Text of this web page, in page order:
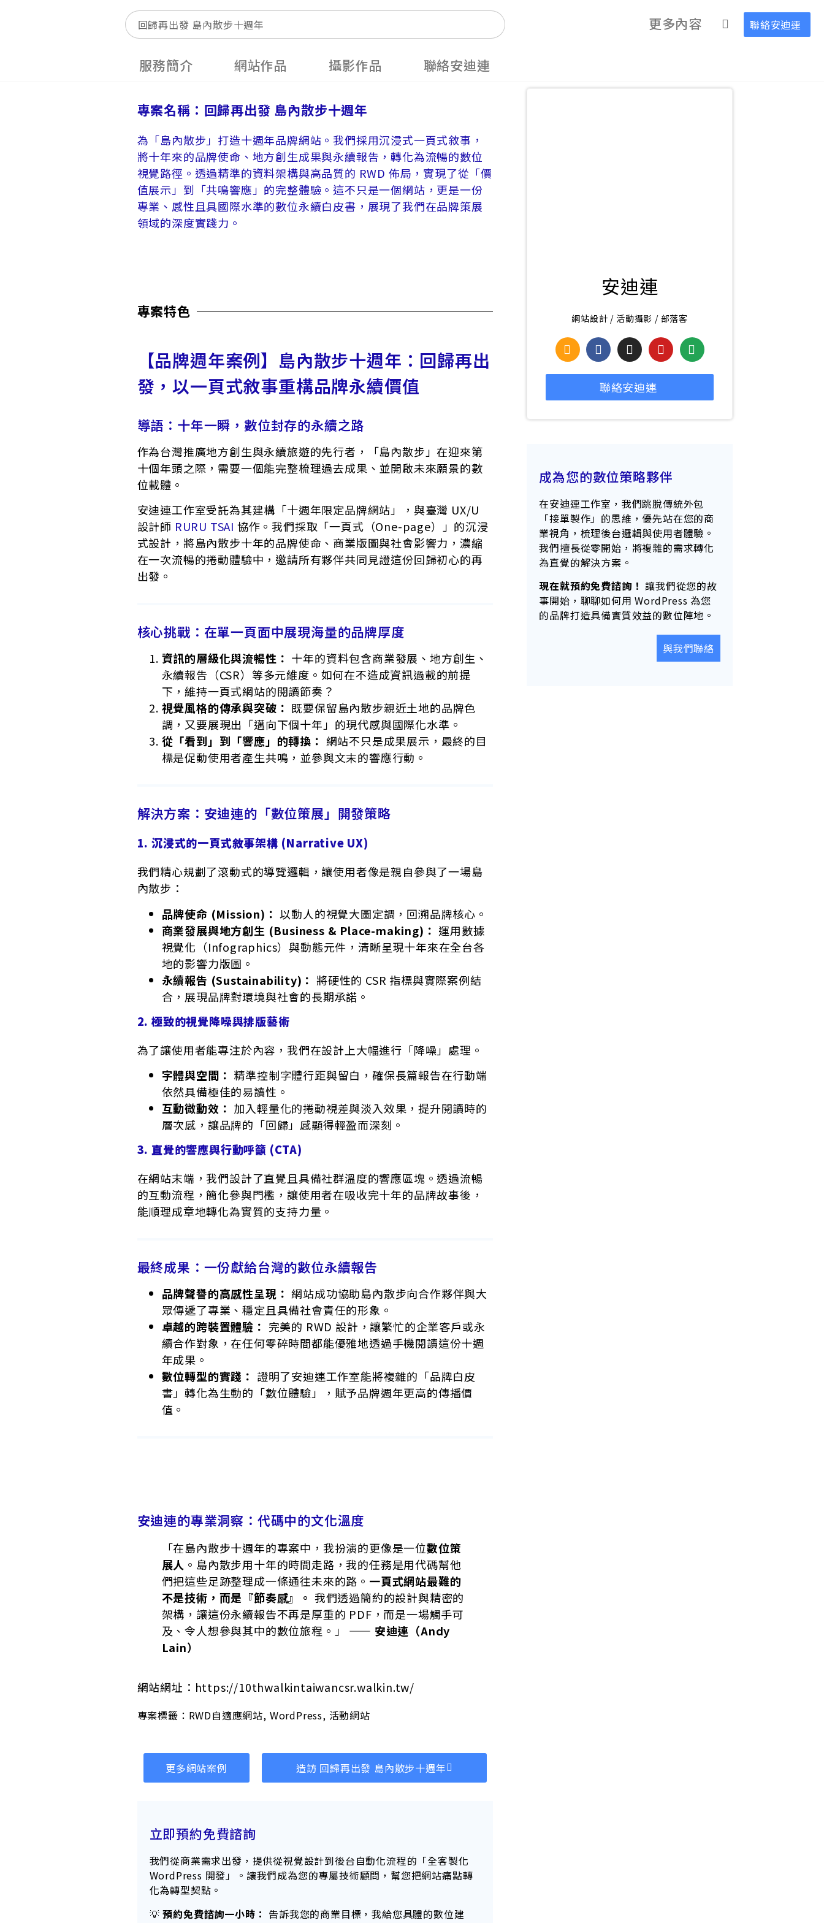
回歸再出發 島內散步十週年 更多內容 聯絡安迪連
服務簡介 網站作品 攝影作品 聯絡安迪連
專案名稱：回歸再出發 島內散步十週年
為「島內散步」打造十週年品牌網站。我們採用沉浸式一頁式敘事，
將十年來的品牌使命、地方創生成果與永續報告，轉化為流暢的數位
視覺路徑。透過精準的資料架構與高品質的 RWD 佈局，實現了從「價
值展示」到「共鳴響應」的完整體驗。這不只是一個網站，更是一份
專業、感性且具國際水準的數位永續白皮書，展現了我們在品牌策展
領域的深度實踐力。
專案特色
【品牌週年案例】島內散步十週年：回歸再出
發，以一頁式敘事重構品牌永續價值
導語：十年一瞬，數位封存的永續之路
作為台灣推廣地方創生與永續旅遊的先行者，「島內散步」在迎來第
十個年頭之際，需要一個能完整梳理過去成果、並開啟未來願景的數
位載體。
安迪連工作室受託為其建構「十週年限定品牌網站」，與臺灣 UX/U
設計師 RURU TSAI 協作。我們採取「一頁式（One-page）」的沉浸
式設計，將島內散步十年的品牌使命、商業版圖與社會影響力，濃縮
在一次流暢的捲動體驗中，邀請所有夥伴共同見證這份回歸初心的再
出發。
核心挑戰：在單一頁面中展現海量的品牌厚度
資訊的層級化與流暢性： 十年的資料包含商業發展、地方創生、
永續報告（CSR）等多元維度。如何在不造成資訊過載的前提
下，維持一頁式網站的閱讀節奏？
視覺風格的傳承與突破： 既要保留島內散步親近土地的品牌色
調，又要展現出「邁向下個十年」的現代感與國際化水準。
從「看到」到「響應」的轉換： 網站不只是成果展示，最終的目
標是促動使用者產生共鳴，並參與文末的響應行動。
解決方案：安迪連的「數位策展」開發策略
1. 沉浸式的一頁式敘事架構 (Narrative UX)
我們精心規劃了滾動式的導覽邏輯，讓使用者像是親自參與了一場島
內散步：
品牌使命 (Mission)： 以動人的視覺大圖定調，回溯品牌核心。
商業發展與地方創生 (Business & Place-making)： 運用數據
視覺化（Infographics）與動態元件，清晰呈現十年來在全台各
地的影響力版圖。
永續報告 (Sustainability)： 將硬性的 CSR 指標與實際案例結
合，展現品牌對環境與社會的長期承諾。
2. 極致的視覺降噪與排版藝術
為了讓使用者能專注於內容，我們在設計上大幅進行「降噪」處理。
字體與空間： 精準控制字體行距與留白，確保長篇報告在行動端
依然具備極佳的易讀性。
互動微動效： 加入輕量化的捲動視差與淡入效果，提升閱讀時的
層次感，讓品牌的「回歸」感顯得輕盈而深刻。
3. 直覺的響應與行動呼籲 (CTA)
在網站末端，我們設計了直覺且具備社群溫度的響應區塊。透過流暢
的互動流程，簡化參與門檻，讓使用者在吸收完十年的品牌故事後，
能順理成章地轉化為實質的支持力量。
最終成果：一份獻給台灣的數位永續報告
品牌聲譽的高感性呈現： 網站成功協助島內散步向合作夥伴與大
眾傳遞了專業、穩定且具備社會責任的形象。
卓越的跨裝置體驗： 完美的 RWD 設計，讓繁忙的企業客戶或永
續合作對象，在任何零碎時間都能優雅地透過手機閱讀這份十週
年成果。
數位轉型的實踐： 證明了安迪連工作室能將複雜的「品牌白皮
書」轉化為生動的「數位體驗」，賦予品牌週年更高的傳播價
值。
安迪連的專業洞察：代碼中的文化溫度
「在島內散步十週年的專案中，我扮演的更像是一位數位策
展人 。島內散步用十年的時間走路，我的任務是用代碼幫他
們把這些足跡整理成一條通往未來的路。 一頁式網站最難的
不是技術，而是『節奏感』。 我們透過簡約的設計與精密的
架構，讓這份永續報告不再是厚重的 PDF，而是一場觸手可
及、令人想參與其中的數位旅程。」 —— 安迪連（Andy
Lain）
網站網址：https://10thwalkintaiwancsr.walkin.tw/
專案標籤： RWD自適應網站, WordPress, 活動網站
更多網站案例 造訪 回歸再出發 島內散步十週年
立即預約免費諮詢
我們從商業需求出發，提供從視覺設計到後台自動化流程的「全客製化
WordPress 開發」。讓我們成為您的專屬技術顧問，幫您把網站痛點轉
化為轉型契點。
💡預約免費諮詢一小時： 告訴我您的商業目標，我給您具體的數位建
安迪連
網站設計 / 活動攝影 / 部落客
聯絡安迪連
成為您的數位策略夥伴
在安迪連工作室，我們跳脫傳統外包
「接單製作」的思維，優先站在您的商
業視角，梳理後台邏輯與使用者體驗。
我們擅長從零開始，將複雜的需求轉化
為直覺的解決方案。
現在就預約免費諮詢！ 讓我們從您的故
事開始，聊聊如何用 WordPress 為您
的品牌打造具備實質效益的數位陣地。
與我們聯絡